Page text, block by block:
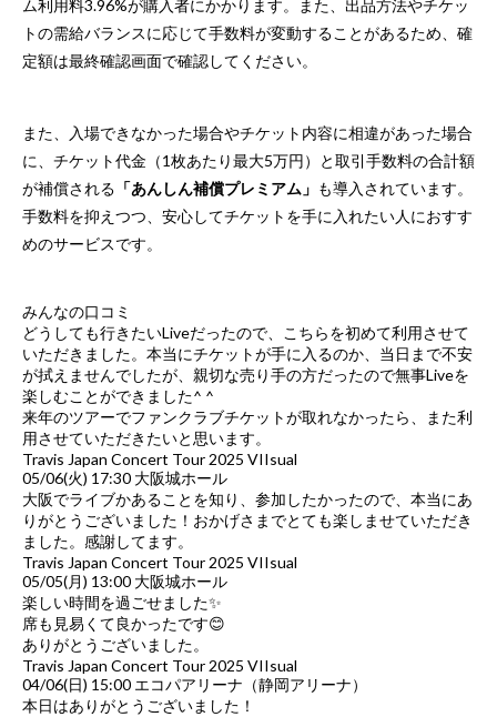
ム利用料3.96%が購入者にかかります。また、出品方法やチケッ
トの需給バランスに応じて手数料が変動することがあるため、確
定額は最終確認画面で確認してください。
また、入場できなかった場合やチケット内容に相違があった場合
に、チケット代金（1枚あたり最大5万円）と取引手数料の合計額
が補償される 「あんしん補償プレミアム」 も導入されています。
手数料を抑えつつ、安心してチケットを手に入れたい人におすす
めのサービスです。
みんなの口コミ
​​どうしても行きたいLiveだったので、こちらを初めて利用させて
いただきました。本当にチケットが手に入るのか、当日まで不安
が拭えませんでしたが、親切な売り手の方だったので無事Liveを
楽しむことができました^ ^
来年のツアーでファンクラブチケットが取れなかったら、また利
用させていただきたいと思います。
Travis Japan Concert Tour 2025 VIIsual
05/06(火) 17:30 大阪城ホール
大阪でライブかあることを知り、参加したかったので、本当にあ
りがとうございました！おかげさまでとても楽しませていただき
ました。感謝してます。
Travis Japan Concert Tour 2025 VIIsual
05/05(月) 13:00 大阪城ホール
楽しい時間を過ごせました✨
席も見易くて良かったです😊
ありがとうございました。
Travis Japan Concert Tour 2025 VIIsual
04/06(日) 15:00 エコパアリーナ（静岡アリーナ）
本日はありがとうございました！